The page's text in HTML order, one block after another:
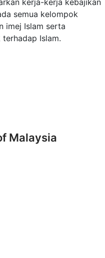
kerja-kerja kebajikan
semua kelompok
imej Islam serta
Islam.
Malaysia